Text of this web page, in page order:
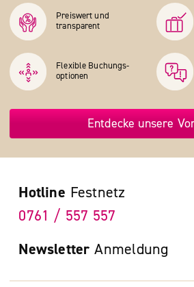
Preiswert und
transparent
Flexible Buchungs­
optionen
Entdecke unsere
Hotline Festnetz
0761 / 557 557
Newsletter Anmeldung